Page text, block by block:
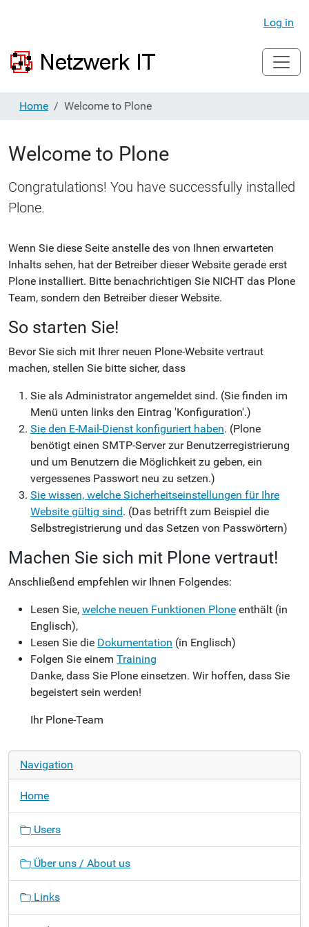
Log in
Home Welcome to Plone
Welcome to Plone
Congratulations! You have successfully installed
Plone.
Wenn Sie diese Seite anstelle des von Ihnen erwarteten
Inhalts sehen, hat der Betreiber dieser Website gerade erst
Plone installiert. Bitte benachrichtigen Sie NICHT das Plone
Team, sondern den Betreiber dieser Website.
So starten Sie!
Bevor Sie sich mit Ihrer neuen Plone-Website vertraut
machen, stellen Sie bitte sicher, dass
Sie als Administrator angemeldet sind. (Sie finden im
Menü unten links den Eintrag 'Konfiguration'.)
Sie den E-Mail-Dienst konfiguriert haben. (Plone
benötigt einen SMTP-Server zur Benutzerregistrierung
und um Benutzern die Möglichkeit zu geben, ein
vergessenes Passwort neu zu setzen.)
Sie wissen, welche Sicherheitseinstellungen für Ihre
Website gültig sind. (Das betrifft zum Beispiel die
Selbstregistrierung und das Setzen von Passwörtern)
Machen Sie sich mit Plone vertraut!
Anschließend empfehlen wir Ihnen Folgendes:
Lesen Sie, welche neuen Funktionen Plone enthält (in
Englisch),
Lesen Sie die Dokumentation (in Englisch)
Folgen Sie einem Training
Danke, dass Sie Plone einsetzen. Wir hoffen, dass Sie
begeistert sein werden!
Ihr Plone-Team
Navigation
Home
Users
Über uns / About us
Links